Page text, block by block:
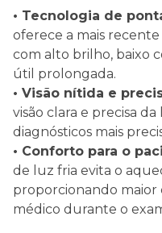
• Tecnologia de
oferece a mais
com alto brilho, baixo
útil prolongada.
• Visão nítida e
visão clara e precisa
diagnósticos mais
• Conforto para o
de luz fria evita o
proporcionando maior
médico durante o